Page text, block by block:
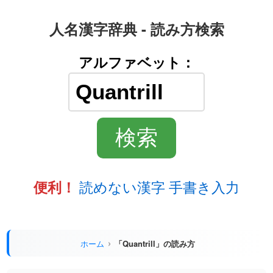
人名漢字辞典 - 読み方検索
アルファベット：
便利！ 読めない漢字 手書き入力
ホーム 「Quantrill」の読み方